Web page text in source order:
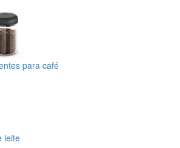
para café
leite